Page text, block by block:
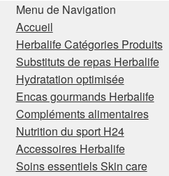
Menu de Navigation
Accueil
Herbalife Catégories Produits
Substituts de repas Herbalife
Hydratation optimisée
Encas gourmands Herbalife
Compléments alimentaires
Nutrition du sport H24
Accessoires Herbalife
Soins essentiels Skin care